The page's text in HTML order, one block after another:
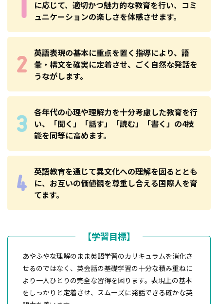
に応じて、適切かつ魅力的な教育を行い、コミ
ュニケーションの楽しさを体感させます。
英語表現の基本に重点を置く指導により、語
彙・構文を確実に定着させ、ごく自然な発話を
うながします。
各年代の心理や理解力を十分考慮した教育を行
い、「聞く」「話す」「読む」「書く」の4技
能を同等に高めます。
英語教育を通じて異文化への理解を図るととも
に、お互いの価値観を尊重し合える国際人を育
てます。
【学習目標】
あやふやな理解のまま英語学習のカリキュラムを消化さ
せるのではなく、英会話の基礎学習の十分な積み重ねに
より一人ひとりの完全な習得を図ります。表現上の基本
をしっかりと定着させ、スムーズに発話できる確かな英